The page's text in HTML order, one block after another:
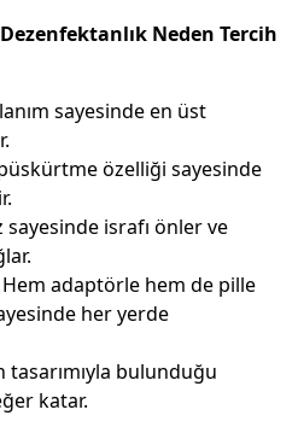
Neden Tercih
sayesinde en üst
özelliği sayesinde
sayesinde israfı önler ve
Hem adaptörle hem de pille
her yerde
tasarımıyla bulunduğu
katar.